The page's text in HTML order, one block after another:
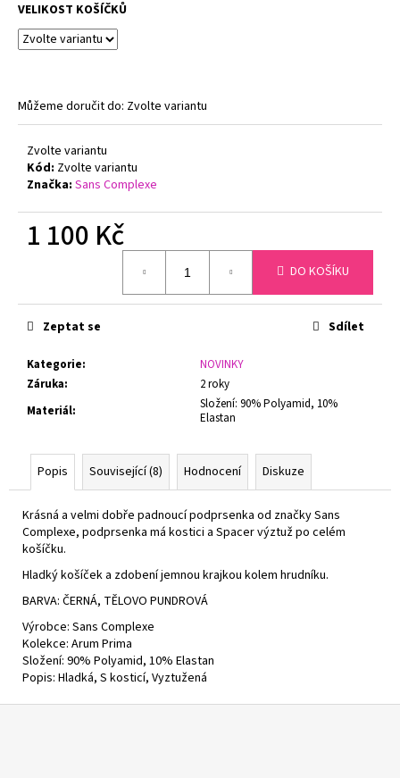
VELIKOST KOŠÍČKŮ
Můžeme doručit do: Zvolte variantu
Zvolte variantu
Kód: Zvolte variantu
Značka: Sans Complexe
1 100 Kč
DO KOŠÍKU
Kategorie:
NOVINKY
Záruka:
2 roky
Materiál:
Složení: 90% Polyamid, 10%
Elastan
Zeptat se Sdílet
Popis Související (8) Hodnocení Diskuze
Krásná a velmi dobře padnoucí podprsenka od značky Sans
Complexe, podprsenka má kostici a Spacer výztuž po celém
košíčku.
Hladký košíček a zdobení jemnou krajkou kolem hrudníku.
BARVA: ČERNÁ, TĚLOVO PUNDROVÁ
Výrobce: Sans Complexe
Kolekce: Arum Prima
Složení: 90% Polyamid, 10% Elastan
Popis: Hladká, S kosticí, Vyztužená
j
e
NATURANA
5063
ZMENŠOVACÍ
PODPRSENKA
MINIMIZER
ŠEDÁ
729